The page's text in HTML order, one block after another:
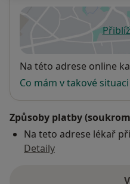
Dostupnost
Na této adrese online
Co mám v takové
Způsoby platby
Na teto adrese lékař
Detaily